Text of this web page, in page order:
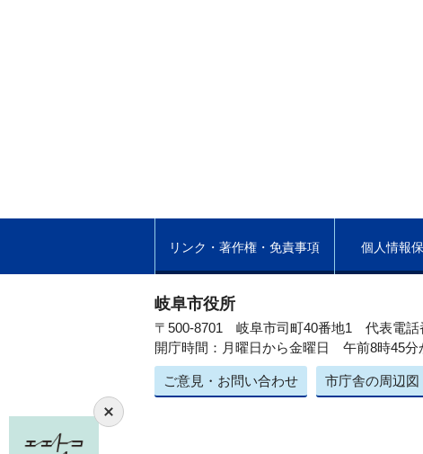
リンク・著作権・免責事項 個人情報
岐阜市役所
〒500-8701 岐阜市司町40番地1 代表電話
開庁時間：月曜日から金曜日 午前8時45分
ご意見・お問い合わせ 市庁舎の周辺図